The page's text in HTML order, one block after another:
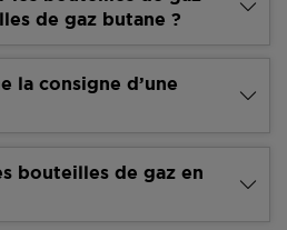
de gaz butane ?
la consigne d’une
bouteilles de gaz en